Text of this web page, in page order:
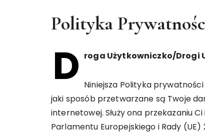
Polityka
D roga Użytkowniczko/Drogi
Niniejsza Polityka
jaki sposób przetwarzane są Twoje
internetowej. Służy ona przekazaniu
Parlamentu Europejskiego i Rady